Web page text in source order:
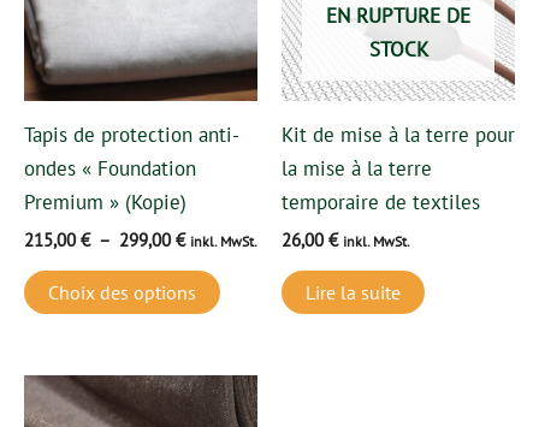
Tapis de protection anti-
ondes « Foundation
Premium » (Kopie)
215,00€ – 299,00€ inkl. MwSt.
Choix des options
variations.
Les
options
la
page
EN RUPTURE DE
STOCK
Kit de mise à la terre pour
la mise à la terre
temporaire de textiles
26,00€ inkl. MwSt.
Lire la suite